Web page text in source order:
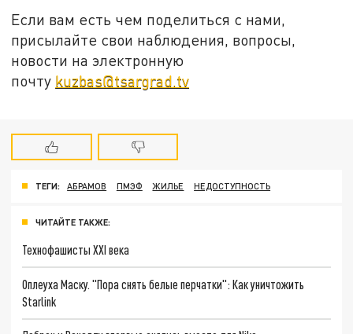
Если вам есть чем поделиться с нами,
присылайте свои наблюдения, вопросы,
новости на электронную
почту kuzbas@tsargrad.tv
ТЕГИ: АБРАМОВ ПМЭФ ЖИЛЬЕ НЕДОСТУПНОСТЬ
ЧИТАЙТЕ ТАКЖЕ:
Технофашисты XXI века
Оплеуха Маску. "Пора снять белые перчатки": Как уничтожить
Starlink